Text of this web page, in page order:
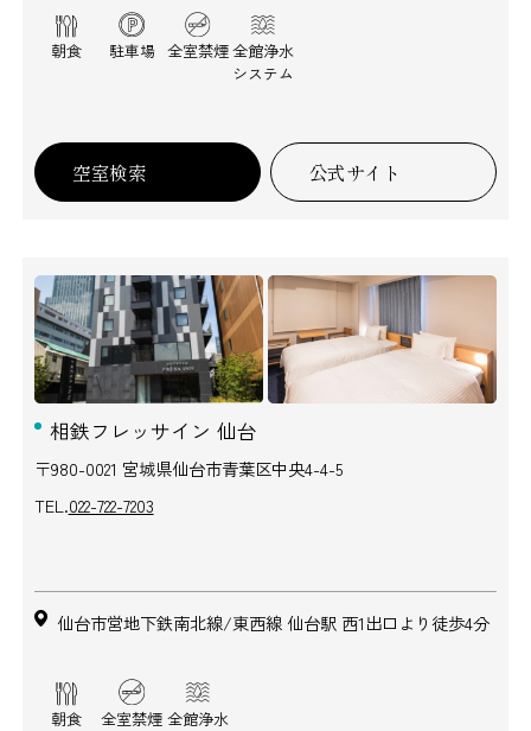
朝食 駐車場 全室禁煙全館浄水
システム
空室検索 公式サイト
相鉄フレッサイン 仙台
〒980-0021 宮城県仙台市青葉区中央4-4-5
TEL.022-722-7203
仙台市営地下鉄南北線/東西線 仙台駅 西1出口より徒歩4分
朝食 全室禁煙 全館浄水